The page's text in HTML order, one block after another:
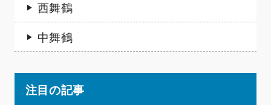
西舞鶴
中舞鶴
注目の記事